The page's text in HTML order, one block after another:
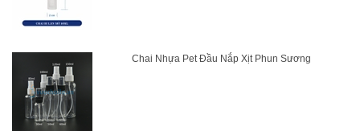
Chai Nhựa Pet Đầu Nắp Xịt Phun Sương